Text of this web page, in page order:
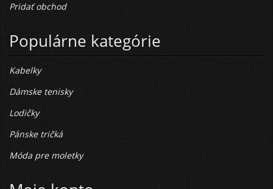
Pridať obchod
Populárne kategórie
Kabelky
Dámske tenisky
Lodičky
Pánske tričká
Móda pre moletky